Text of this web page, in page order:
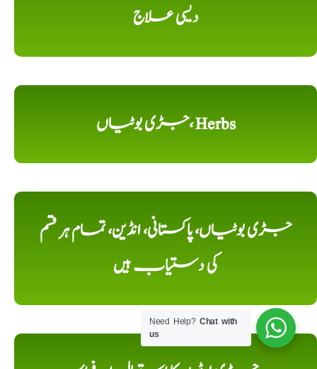
دیسی علاج
جڑی بوٹیاں، Herbs
جڑی بوٹیاں، پاکستانی، انڈین، تمام ہر قسم
کی دستیاب ہیں
Need Help?Chat with
us